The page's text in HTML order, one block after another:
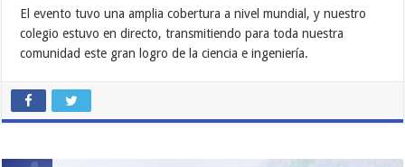
El evento tuvo una amplia cobertura a nivel mundial, y nuestro
colegio estuvo en directo, transmitiendo para toda nuestra
comunidad este gran logro de la ciencia e ingeniería.